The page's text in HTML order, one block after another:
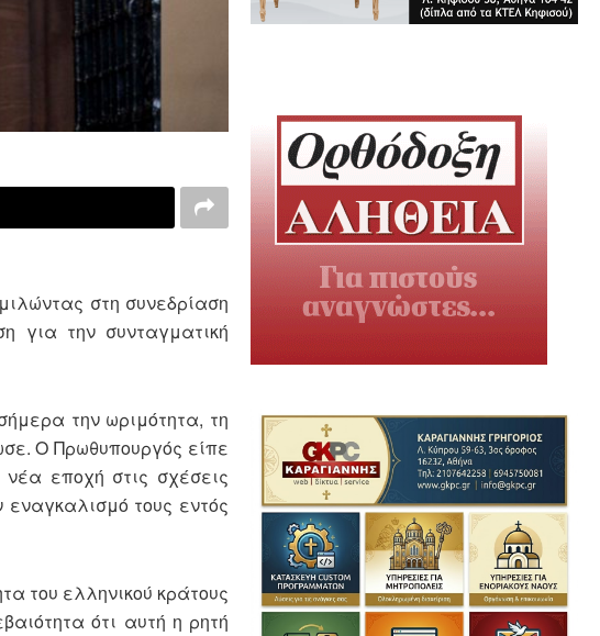
στη συνεδρίαση
για την συνταγματική
την ωριμότητα, τη
Ο Πρωθυπουργός είπε
εποχή στις σχέσεις
τους εντός
του ελληνικού κράτους
ότι αυτή η ρητή